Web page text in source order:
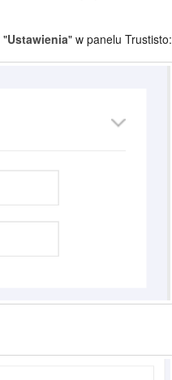
"Ustawienia" w panelu Trustisto: